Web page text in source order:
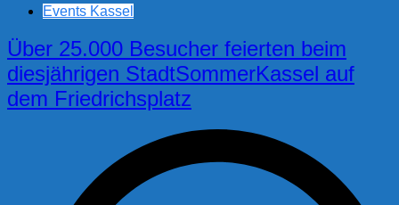
Events Kassel
Über 25.000 Besucher feierten beim
diesjährigen StadtSommerKassel auf
dem Friedrichsplatz